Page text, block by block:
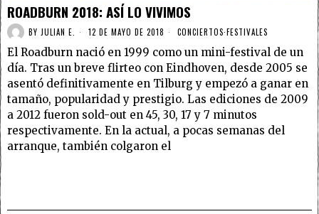
ROADBURN 2018: ASÍ LO VIVIMOS
BY JULIAN E. 12 DE MAYO DE 2018 CONCIERTOS·FESTIVALES
El Roadburn nació en 1999 como un mini-festival de un
día. Tras un breve flirteo con Eindhoven, desde 2005 se
asentó definitivamente en Tilburg y empezó a ganar en
tamaño, popularidad y prestigio. Las ediciones de 2009
a 2012 fueron sold-out en 45, 30, 17 y 7 minutos
respectivamente. En la actual, a pocas semanas del
arranque, también colgaron el